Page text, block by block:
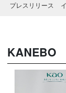
プレスリリース
KANEBO